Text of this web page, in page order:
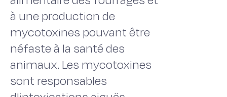
à une production de
mycotoxines pouvant être
néfaste à la santé des
animaux. Les mycotoxines
sont responsables